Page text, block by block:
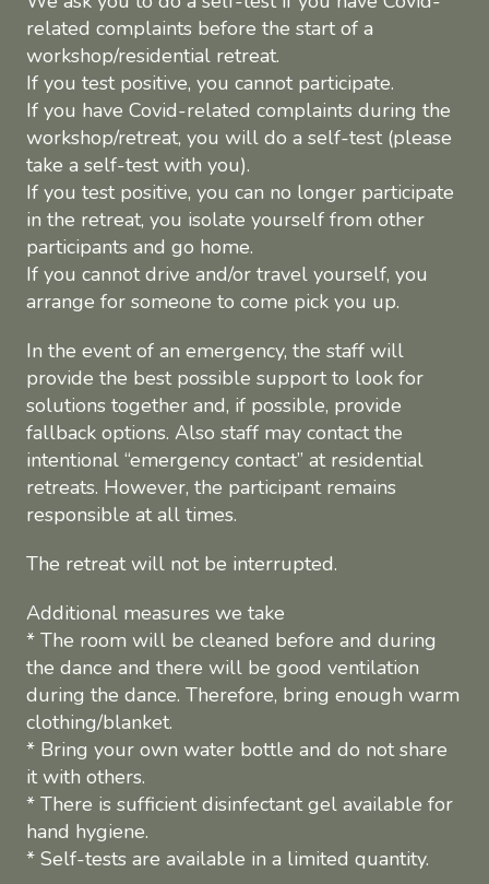
related complaints before the start of a
workshop/residential retreat.
If you test positive, you cannot participate.
If you have Covid-related complaints during the
workshop/retreat, you will do a self-test (please
take a self-test with you).
If you test positive, you can no longer participate
in the retreat, you isolate yourself from other
participants and go home.
If you cannot drive and/or travel yourself, you
arrange for someone to come pick you up.
In the event of an emergency, the staff will
provide the best possible support to look for
solutions together and, if possible, provide
fallback options. Also staff may contact the
intentional “emergency contact” at residential
retreats. However, the participant remains
responsible at all times.
The retreat will not be interrupted.
Additional measures we take
* The room will be cleaned before and during
the dance and there will be good ventilation
during the dance. Therefore, bring enough warm
clothing/blanket.
* Bring your own water bottle and do not share
it with others.
* There is sufficient disinfectant gel available for
hand hygiene.
* Self-tests are available in a limited quantity.